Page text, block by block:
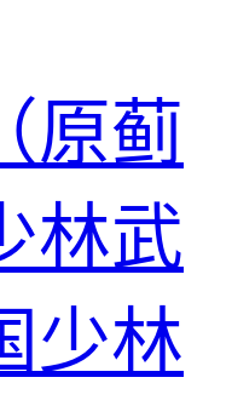
原蓟
林武
少林